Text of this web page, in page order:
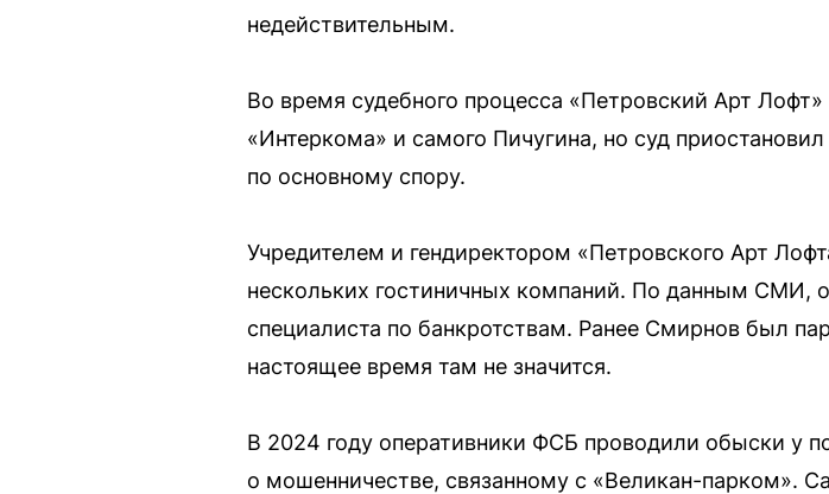
недействительным.
Во время судебного процесса «Петровский Арт
«Интеркома» и самого Пичугина, но суд
по основному спору.
Учредителем и гендиректором «Петровского Арт
нескольких гостиничных компаний. По данным СМИ,
специалиста по банкротствам. Ранее Смирнов был
настоящее время там не значится.
В 2024 году оперативники ФСБ проводили обыски у
о мошенничестве, связанному с «Великан-парком».